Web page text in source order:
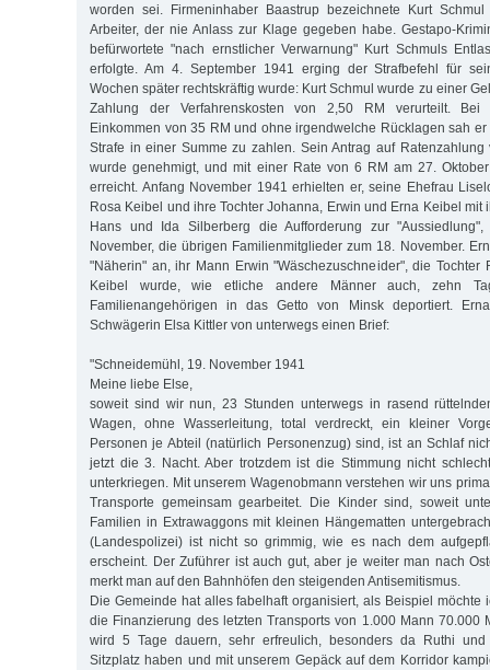
worden sei. Firmeninhaber Baastrup bezeichnete Kurt
Arbeiter, der nie Anlass zur Klage gegeben habe. Gestapo-
befürwortete "nach ernstlicher Verwarnung" Kurt Schmuls
erfolgte. Am 4. September 1941 erging der Strafbefehl für
Wochen später rechtskräftig wurde: Kurt Schmul wurde zu einer
Zahlung der Verfahrenskosten von 2,50 RM verurteilt. Bei
Einkommen von 35 RM und ohne irgendwelche Rücklagen sah
Strafe in einer Summe zu zahlen. Sein Antrag auf
wurde genehmigt, und mit einer Rate von 6 RM am 27.
erreicht. Anfang November 1941 erhielten er, seine Ehefrau
Rosa Keibel und ihre Tochter Johanna, Erwin und Erna Keibel mit
Hans und Ida Silberberg die Aufforderung zur
November, die übrigen Familienmitglieder zum 18. November.
"Näherin" an, ihr Mann Erwin "Wäschezuschneider", die Tochter
Keibel wurde, wie etliche andere Männer auch, zehn
Familienangehörigen in das Getto von Minsk deportiert.
Schwägerin Elsa Kittler von unterwegs einen Brief:
"Schneidemühl, 19. November 1941
Meine liebe Else,
soweit sind wir nun, 23 Stunden unterwegs in rasend
Wagen, ohne Wasserleitung, total verdreckt, ein kleiner
Personen je Abteil (natürlich Personenzug) sind, ist an Schlaf
jetzt die 3. Nacht. Aber trotzdem ist die Stimmung nicht
unterkriegen. Mit unserem Wagenobmann verstehen wir uns
Transporte gemeinsam gearbeitet. Die Kinder sind, soweit
Familien in Extrawaggons mit kleinen Hängematten
(Landespolizei) ist nicht so grimmig, wie es nach dem
erscheint. Der Zuführer ist auch gut, aber je weiter man nach
merkt man auf den Bahnhöfen den steigenden Antisemitismus.
Die Gemeinde hat alles fabelhaft organisiert, als Beispiel möchte
die Finanzierung des letzten Transports von 1.000 Mann 70.000
wird 5 Tage dauern, sehr erfreulich, besonders da Ruthi
Sitzplatz haben und mit unserem Gepäck auf dem Korridor